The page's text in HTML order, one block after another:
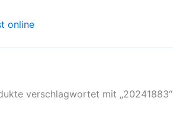
verschlagwortet mit „20241883“